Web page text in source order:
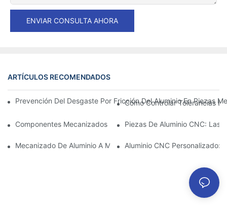
ENVIAR CONSULTA AHORA
ARTÍCULOS RECOMENDADOS
Prevención Del Desgaste Por Fricción Del Aluminio En Piezas
Cómo Controlar Tolerancias
Componentes Mecanizados De Aluminio: Personalización Para
Piezas De Aluminio CNC: Las
Mecanizado De Aluminio A Medida: Explorando Las Últimas
Aluminio CNC Personalizado: